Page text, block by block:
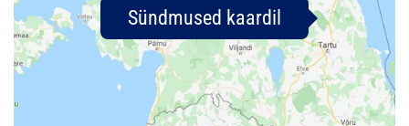
Sündmused kaardil